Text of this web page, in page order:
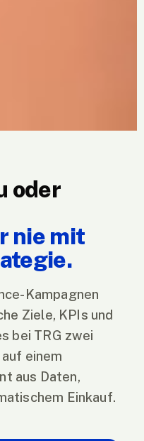
oder
nie mit
Kampagnen
Ziele, KPIs und
bei TRG zwei
einem
aus Daten,
Einkauf.